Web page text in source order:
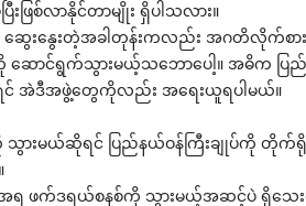
ဖြစ်လာနိုင်တာမျိုး ရှိပါသလား။
ဆွေး‌နွေးတဲ့အခါတုန်းကလည်း အဂတိလိုက်စာ
ောင်ရွက်သွားမယ့်သ‌ဘော‌ပေါ့။ အဓိက ပြည်
အဲဒီအဖွဲ့‌တွေကိုလည်း အ‌ရေးယူရပါမယ်။
ကို သွားမယ်ဆိုရင် ပြည်နယ်ဝန်ကြီးချုပ်ကို
အရ ဖက်ဒရယ်စနစ်ကို သွားမယ့်အဆင့်ပဲ ရှိ‌သေ